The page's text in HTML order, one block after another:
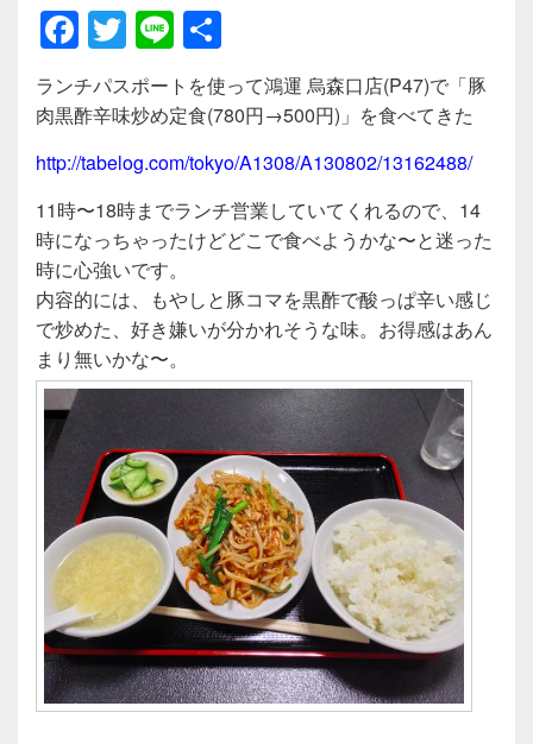
F
a
c
e
b
o
o
k
T
wi
tt
er
Li
n
e
有
ランチパスポートを使って鴻運 烏森口店(P47)で「豚
肉黒酢辛味炒め定食(780円→500円)」を食べてきた
http://tabelog.com/tokyo/A1308/A130802/13162488/
11時〜18時までランチ営業していてくれるので、14
時になっちゃったけどどこで食べようかな〜と迷った
時に心強いです。
内容的には、もやしと豚コマを黒酢で酸っぱ辛い感じ
で炒めた、好き嫌いが分かれそうな味。お得感はあん
まり無いかな〜。